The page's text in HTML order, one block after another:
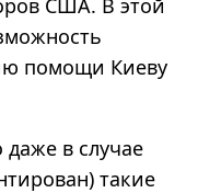
помощи Киеву
в случае
такие